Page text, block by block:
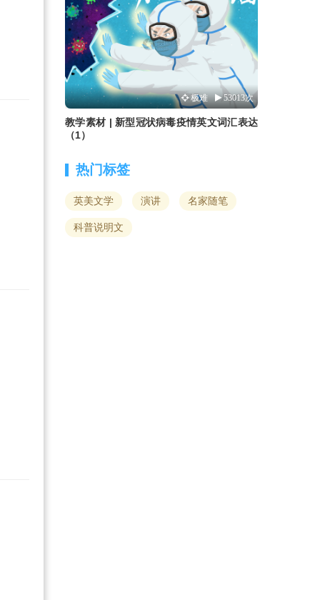
极难 53013次
教学素材 | 新型冠状病毒疫情英文词汇表达
（1）
热门标签
英美文学 演讲 名家随笔
科普说明文